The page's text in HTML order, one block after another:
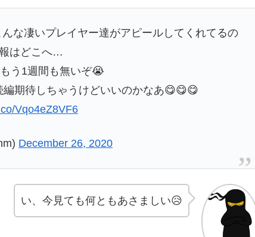
な凄いプレイヤー達がアピールしてくれてるの
はどこへ…
う1週間も無いぞ😭
期待しちゃうけどいいのかなあ😋😋😋
Vqo4eZ8VF6
December 26, 2020
い、今見ても何ともあさましい😥